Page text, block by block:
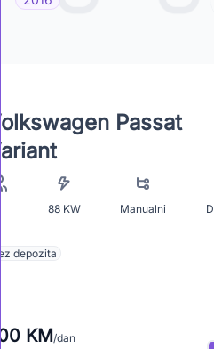
Passat
88 KW Manualni
depozita
KM/dan